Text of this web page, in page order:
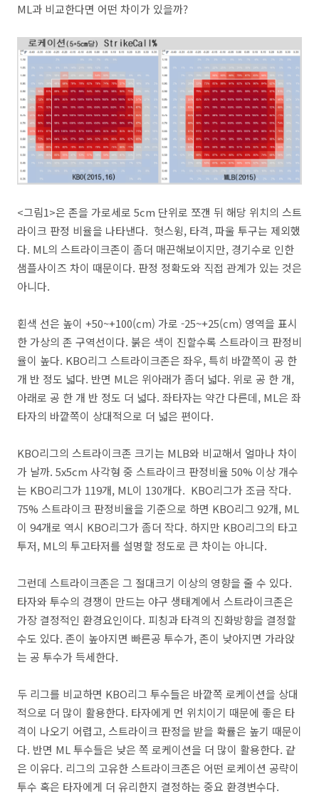
ML과 비교한다면 어떤 차이가 있을까?
<그림1>은 존을 가로세로 5cm 단위로 쪼갠 뒤 해당 위치의 스트
라이크 판정 비율을 나타낸다. 헛스윙, 타격, 파울 투구는 제외했
다. ML의 스트라이크존이 좀더 매끈해보이지만, 경기수로 인한
샘플사이즈 차이 때문이다. 판정 정확도와 직접 관계가 있는 것은
아니다.
횐색 선은 높이 +50~+100(cm) 가로 -25~+25(cm) 영역을 표시
한 가상의 존 구역선이다. 붉은 색이 진할수록 스트라이크 판정비
율이 높다. KBO리그 스트라이크존은 좌우, 특히 바깥쪽이 공 한
개 반 정도 넓다. 반면 ML은 위아래가 좀더 넓다. 위로 공 한 개,
아래로 공 한 개 반 정도 더 넓다. 좌타자는 약간 다른데, ML은 좌
타자의 바깥쪽이 상대적으로 더 넓은 편이다.
KBO리그의 스트라이크존 크기는 MLB와 비교해서 얼마나 차이
가 날까. 5x5cm 사각형 중 스트라이크 판정비율 50% 이상 개수
는 KBO리그가 119개, ML이 130개다. KBO리그가 조금 작다.
75% 스트라이크 판정비율을 기준으로 하면 KBO리그 92개, ML
이 94개로 역시 KBO리그가 좀더 작다. 하지만 KBO리그의 타고
투저, ML의 투고타저를 설명할 정도로 큰 차이는 아니다.
그런데 스트라이크존은 그 절대크기 이상의 영향을 줄 수 있다.
타자와 투수의 경쟁이 만드는 야구 생태계에서 스트라이크존은
가장 결정적인 환경요인이다. 피칭과 타격의 진화방향을 결정할
수도 있다. 존이 높아지면 빠른공 투수가, 존이 낮아지면 가라앉
는 공 투수가 득세한다.
두 리그를 비교하면 KBO리그 투수들은 바깥쪽 로케이션을 상대
적으로 더 많이 활용한다. 타자에게 먼 위치이기 때문에 좋은 타
격이 나오기 어렵고, 스트라이크 판정을 받을 확률은 높기 때문이
다. 반면 ML 투수들은 낮은 쪽 로케이션을 더 많이 활용한다. 같
은 이유다. 리그의 고유한 스트라이크존은 어떤 로케이션 공략이
투수 혹은 타자에게 더 유리한지 결정하는 중요 환경변수다.